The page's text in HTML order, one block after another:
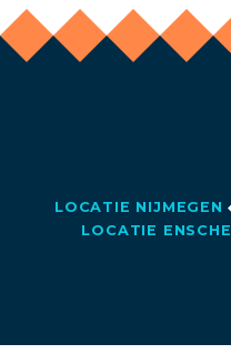
LOCATIE NIJMEGEN
LOCATIE